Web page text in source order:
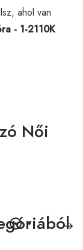
ahol van
- 1-2110K
Női